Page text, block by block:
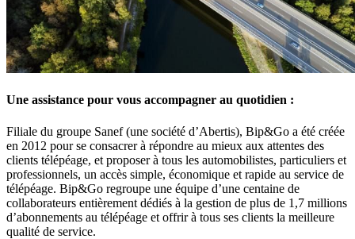
Une assistance pour vous accompagner au quotidien :
Filiale du groupe Sanef (une société d’Abertis), Bip&Go a été créée
en 2012 pour se consacrer à répondre au mieux aux attentes des
clients télépéage, et proposer à tous les automobilistes, particuliers et
professionnels, un accès simple, économique et rapide au service de
télépéage. Bip&Go regroupe une équipe d’une centaine de
collaborateurs entièrement dédiés à la gestion de plus de 1,7 millions
d’abonnements au télépéage et offrir à tous ses clients la meilleure
qualité de service.